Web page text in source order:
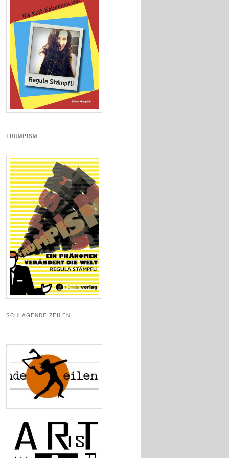
TRUMPISM
SCHLAGENDE ZEILEN